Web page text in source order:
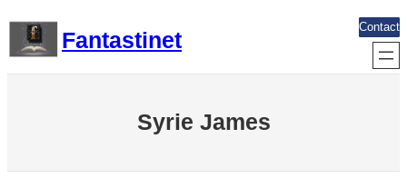
contenu
Fantastinet
Contact
Syrie James